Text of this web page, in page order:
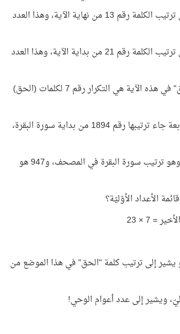
جاءت كلمة "الحق" في ترتيب الكلمة رقم 13 من نهاية الآية، وهذا العدد
جاءت كلمة "الحق" في ترتيب الكلمة رقم 21 من بداية الآية، وهذا العدد
ولا تنسَ أن كلمة "الحق" في هذه الآية هي التكرار رقم 7 لكلمات (الحق)
كلمة "الحق" للمرّة السابعة جاء ترتيبها رقم 1894 من بداية سورة البقرة،
2 هو أصغر عدد أوَّليّ، وهو ترتيب سورة البقرة في المصحف، و947 هو
الأعداد الأوّليّة؟
وهو يشير إلى ترتيب كلمة "الحق" في هذا الموضع من